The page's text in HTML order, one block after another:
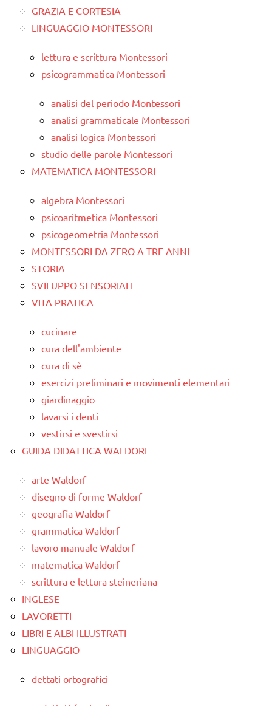
GRAZIA E CORTESIA
LINGUAGGIO MONTESSORI
lettura e scrittura Montessori
psicogrammatica Montessori
analisi del periodo Montessori
analisi grammaticale Montessori
analisi logica Montessori
studio delle parole Montessori
MATEMATICA MONTESSORI
algebra Montessori
psicoaritmetica Montessori
psicogeometria Montessori
MONTESSORI DA ZERO A TRE ANNI
STORIA
SVILUPPO SENSORIALE
VITA PRATICA
cucinare
cura dell'ambiente
cura di sè
esercizi preliminari e movimenti elementari
giardinaggio
lavarsi i denti
vestirsi e svestirsi
GUIDA DIDATTICA WALDORF
arte Waldorf
disegno di forme Waldorf
geografia Waldorf
grammatica Waldorf
lavoro manuale Waldorf
matematica Waldorf
scrittura e lettura steineriana
INGLESE
LAVORETTI
LIBRI E ALBI ILLUSTRATI
LINGUAGGIO
dettati ortografici